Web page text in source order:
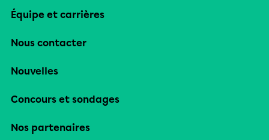
Équipe et carrières
Nous contacter
Nouvelles
Concours et sondages
Nos partenaires